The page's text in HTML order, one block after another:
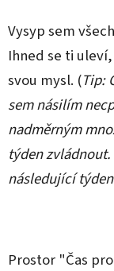
Vysyp sem
Ihned se ti
svou mysl. (Tip:
sem násilím
nadměrným
týden
následující
Prostor "Čas